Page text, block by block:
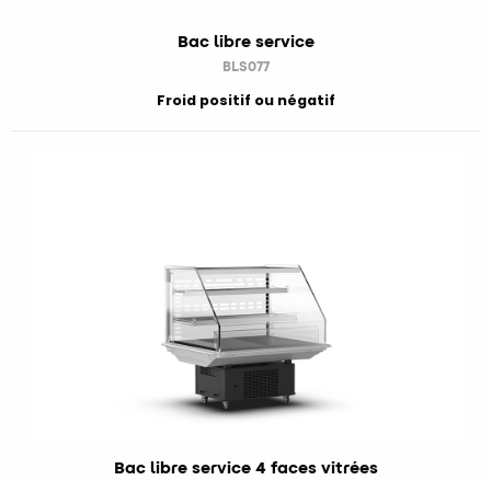
Bac libre service
BLS077
Froid positif ou négatif
Bac libre service 4 faces vitrées